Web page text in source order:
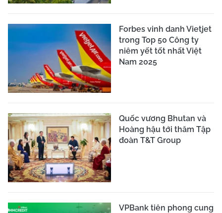
Forbes vinh danh Vietjet
trong Top 50 Công ty
niêm yết tốt nhất Việt
Nam 2025
Quốc vương Bhutan và
Hoàng hậu tới thăm Tập
đoàn T&T Group
VPBank tiên phong cung